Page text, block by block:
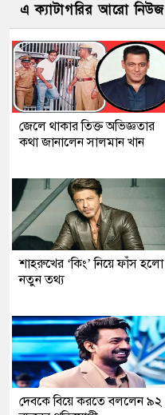
এ ক্যাটাগরির আরো নিউজ
জেলে থাকার তিক্ত অভিজ্ঞতার
কথা জানালেন সালমান খান
শাহরুখের ‘কিং’ নিয়ে ফাঁস হলো
নতুন তথ্য
দেবকে বিয়ে করতে বললেন ৯২